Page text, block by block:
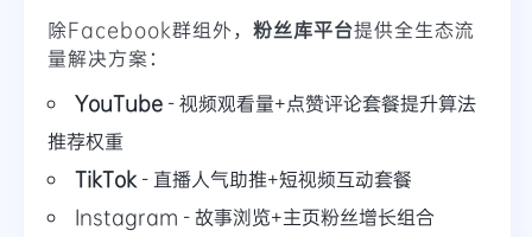
除Facebook群组外， 粉丝库平台提供全生态流
量解决方案：
YouTube - 视频观看量+点赞评论套餐提升算法
推荐权重
TikTok - 直播人气助推+短视频互动套餐
Instagram - 故事浏览+主页粉丝增长组合